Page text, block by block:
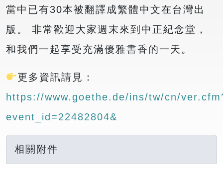
當中已有30本被翻譯成繁體中文在台灣出
版。 非常歡迎大家週末來到中正紀念堂，
和我們一起享受充滿優雅書香的一天。
更多資訊請見：
https://www.goethe.de/ins/tw/cn/
event_id=22482804&
相關附件